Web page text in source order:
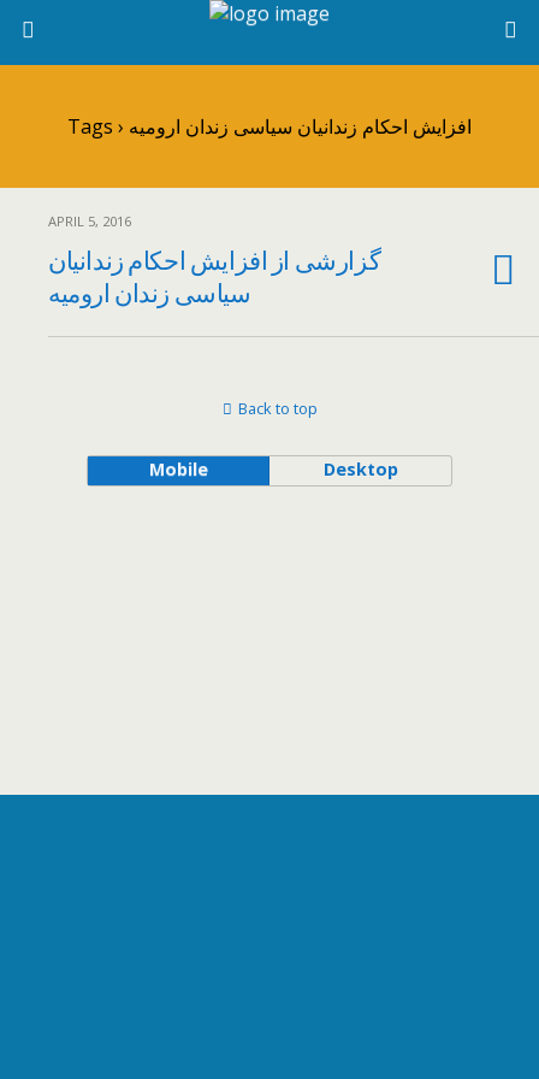
Tags › افزایش احکام زندانیان سیاسی زندان ارومیه
APRIL 5, 2016
گزارشی از افزایش احکام زندانیان
سیاسی زندان ارومیه
Back to top
Mobile Desktop